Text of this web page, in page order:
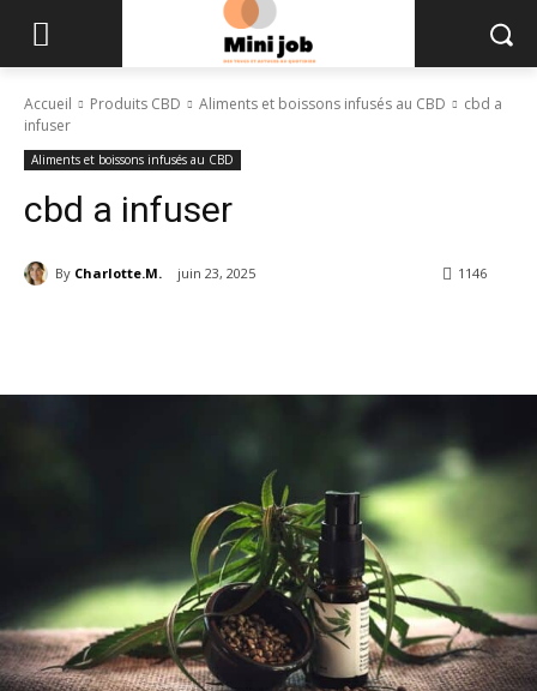
Accueil Produits CBD Aliments et boissons infusés au CBD
cbd a
infuser
Aliments et boissons infusés au CBD
cbd a infuser
By Charlotte.M. juin 23, 2025 1146